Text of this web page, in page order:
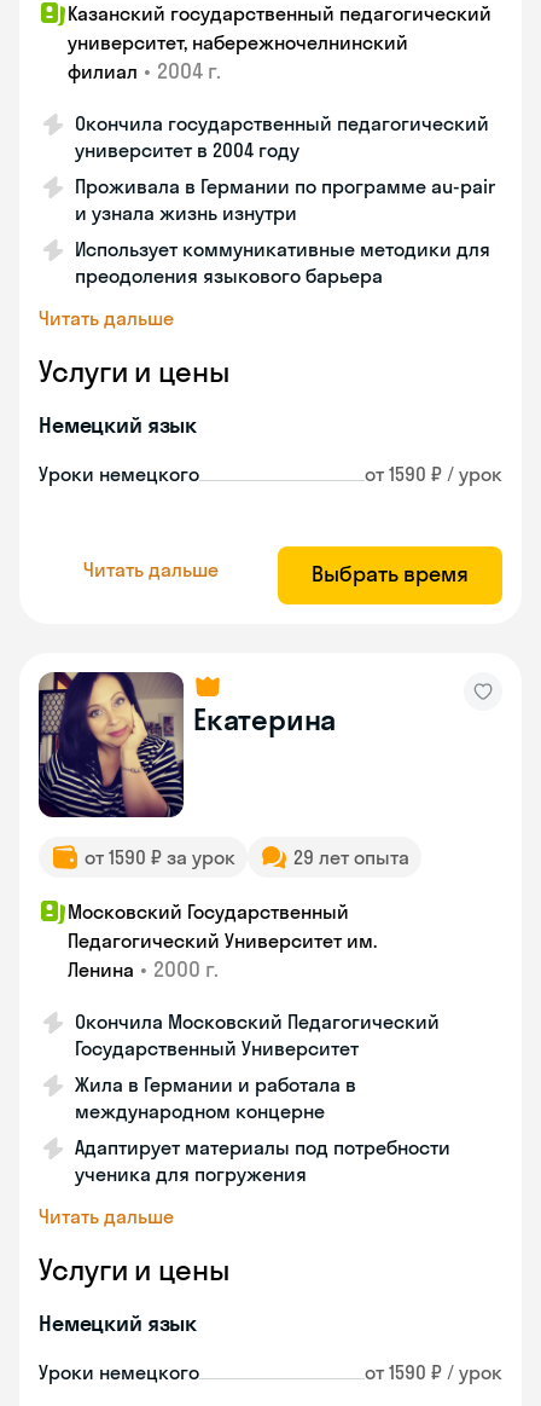
Казанский государственный педагогический
университет, набережночелнинский
филиал • 2004 г.
Окончила государственный педагогический
университет в 2004 году
Проживала в Германии по программе au-pair
и узнала жизнь изнутри
Использует коммуникативные методики для
преодоления языкового барьера
Читать дальше
Услуги и цены
Немецкий язык
Уроки немецкого от 1590 ₽ / урок
Читать дальше Выбрать время
Екатерина
от 1590 ₽ за урок 29 лет опыта
Московский Государственный
Педагогический Университет им.
Ленина • 2000 г.
Окончила Московский Педагогический
Государственный Университет
Жила в Германии и работала в
международном концерне
Адаптирует материалы под потребности
ученика для погружения
Читать дальше
Услуги и цены
Немецкий язык
Уроки немецкого от 1590 ₽ / урок